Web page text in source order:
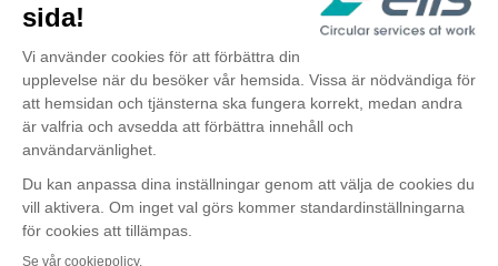
Upptäck också
Kontakta oss